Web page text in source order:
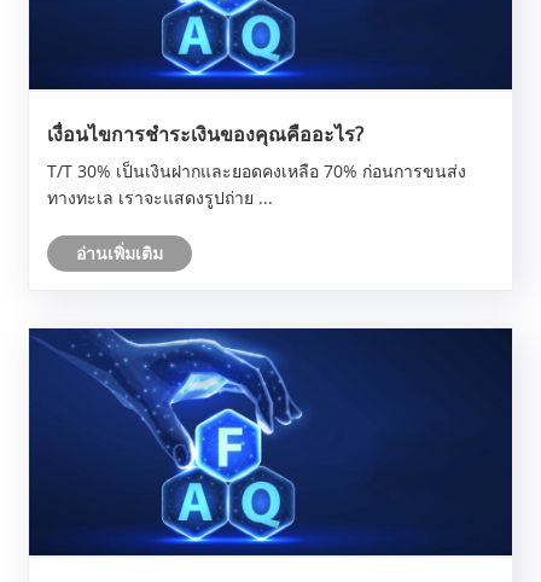
เงื่อนไขการชำระเงินของคุณคืออะไร?
T/T 30% เป็นเงินฝากและยอดคงเหลือ 70% ก่อนการขนส่ง
ทางทะเล เราจะแสดงรูปถ่าย ...
อ่านเพิ่มเติม